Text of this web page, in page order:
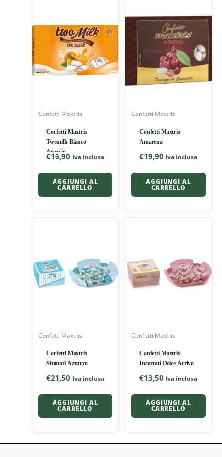
Confetti Maxtris
Confetti Maxtris
Twomilk Bianco
Arancio
€16,90 Iva inclusa
AGGIUNGI AL
CARRELLO
Confetti Maxtris
Confetti Maxtris
Amarena
€19,90 Iva inclusa
AGGIUNGI AL
CARRELLO
Confetti Maxtris
Confetti Maxtris
Sfumati Azzurro
€21,50 Iva inclusa
AGGIUNGI AL
CARRELLO
Confetti Maxtris
Confetti Maxtris
Incartati Dolce Arrivo
€13,50 Iva inclusa
AGGIUNGI AL
CARRELLO